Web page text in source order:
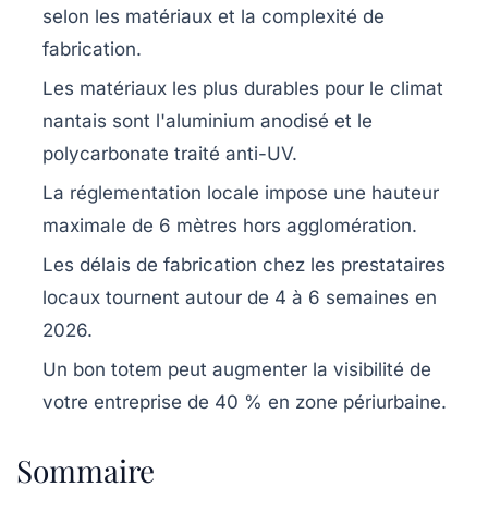
selon les matériaux et la complexité de
fabrication.
Les matériaux les plus durables pour le climat
nantais sont l'aluminium anodisé et le
polycarbonate traité anti-UV.
La réglementation locale impose une hauteur
maximale de 6 mètres hors agglomération.
Les délais de fabrication chez les prestataires
locaux tournent autour de 4 à 6 semaines en
2026.
Un bon totem peut augmenter la visibilité de
votre entreprise de 40 % en zone périurbaine.
Sommaire